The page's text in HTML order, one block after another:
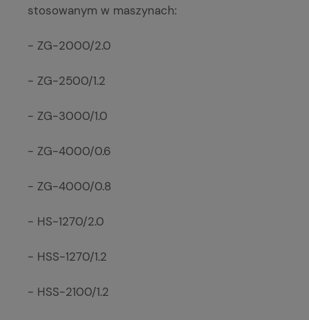
stosowanym w maszynach:
- ZG-2000/2.0
- ZG-2500/1.2
- ZG-3000/1.0
- ZG-4000/0.6
- ZG-4000/0.8
- HS-1270/2.0
- HSS-1270/1.2
- HSS-2100/1.2